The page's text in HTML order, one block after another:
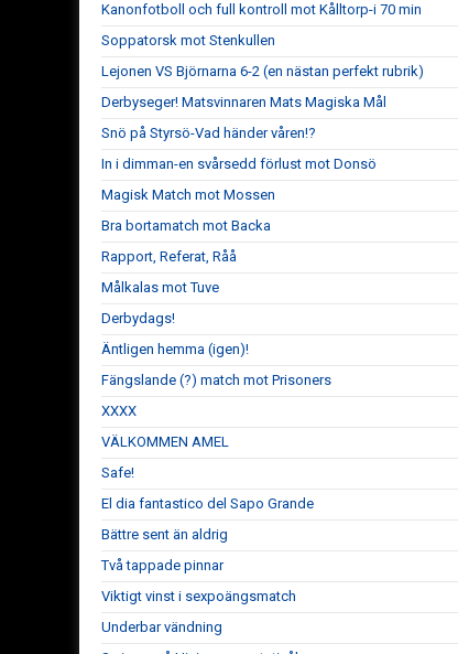
Kanonfotboll och full kontroll mot Kålltorp-i 70 min
Soppatorsk mot Stenkullen
Lejonen VS Björnarna 6-2 (en nästan perfekt rubrik)
Derbyseger! Matsvinnaren Mats Magiska Mål
Snö på Styrsö-Vad händer våren!?
In i dimman-en svårsedd förlust mot Donsö
Magisk Match mot Mossen
Bra bortamatch mot Backa
Rapport, Referat, Råå
Målkalas mot Tuve
Derbydags!
Äntligen hemma (igen)!
Fängslande (?) match mot Prisoners
XXXX
VÄLKOMMEN AMEL
Safe!
El dia fantastico del Sapo Grande
Bättre sent än aldrig
Två tappade pinnar
Viktigt vinst i sexpoängsmatch
Underbar vändning